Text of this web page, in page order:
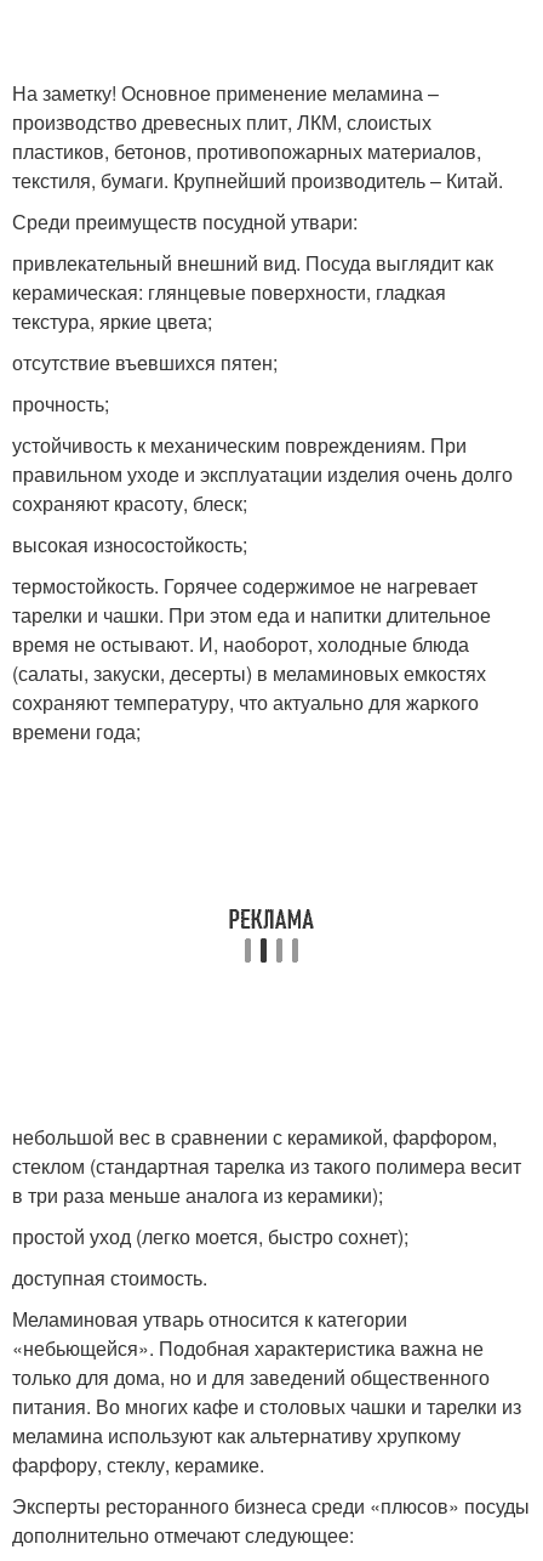
На заметку! Основное применение меламина –
производство древесных плит, ЛКМ, слоистых
пластиков, бетонов, противопожарных материалов,
текстиля, бумаги. Крупнейший производитель – Китай.
Среди преимуществ посудной утвари:
привлекательный внешний вид. Посуда выглядит как
керамическая: глянцевые поверхности, гладкая
текстура, яркие цвета;
отсутствие въевшихся пятен;
прочность;
устойчивость к механическим повреждениям. При
правильном уходе и эксплуатации изделия очень долго
сохраняют красоту, блеск;
высокая износостойкость;
термостойкость. Горячее содержимое не нагревает
тарелки и чашки. При этом еда и напитки длительное
время не остывают. И, наоборот, холодные блюда
(салаты, закуски, десерты) в меламиновых емкостях
сохраняют температуру, что актуально для жаркого
времени года;
небольшой вес в сравнении с керамикой, фарфором,
стеклом (стандартная тарелка из такого полимера весит
в три раза меньше аналога из керамики);
простой уход (легко моется, быстро сохнет);
доступная стоимость.
Меламиновая утварь относится к категории
«небьющейся». Подобная характеристика важна не
только для дома, но и для заведений общественного
питания. Во многих кафе и столовых чашки и тарелки из
меламина используют как альтернативу хрупкому
фарфору, стеклу, керамике.
Эксперты ресторанного бизнеса среди «плюсов» посуды
дополнительно отмечают следующее: